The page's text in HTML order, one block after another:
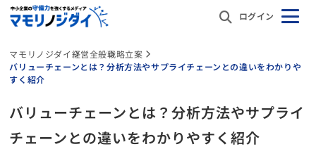
ログイン
マモリノジダイ経営全般戦略立案
バリューチェーンとは？分析方法やサプライチェーンとの違いをわかりや
すく紹介
バリューチェーンとは？分析方法やサプライ
チェーンとの違いをわかりやすく紹介